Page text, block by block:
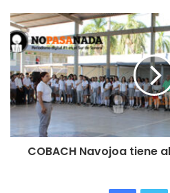
COBACH Navojoa tiene